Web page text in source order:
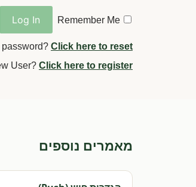
Remember Me
password? Click here to reset
User? Click here to register
מאמרים נוספים